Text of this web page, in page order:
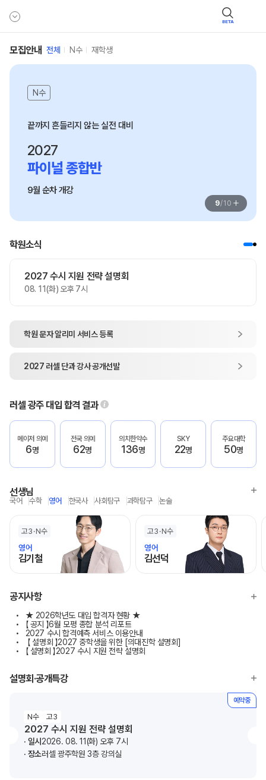
BETA
모집안내 전체 N수 재학생
N수
2027
파이널 종합반
9월 순차 개강
9/10 +
학원소식
2027 수시 지원 전략 설명회
08. 11(화) 오후 7시
학원 문자 알리미 서비스 등록
2027 러셀 단과강사 공개선발
러셀 광주 대입 합격 결과
메이저 의예
6명
전국 의예
62명
의치한약수
136명
SKY
22명
주요대학
50명
선생님
국어 수학 영어 한국사 사회탐구 과학탐구 논술
고3 N수
영어
김기철
고3 N수
영어
김선덕
공지사항
★ 2026학년도 대입 합격자 현황 ★
【 공지 】6월 모평 종합 분석 리포트
2027 수시 합격예측 서비스 이용안내
【 설명회 】2027 중학생을 위한 [의대진학 설명회]
【 설명회 】2027 수시 지원 전략 설명회
설명회·공개특강
N수 고3
2027 수시 지원 전략 설명회
일시 2026. 08. 11(화) 오후 7시
장소러셀 광주학원 3층 강의실
예약중